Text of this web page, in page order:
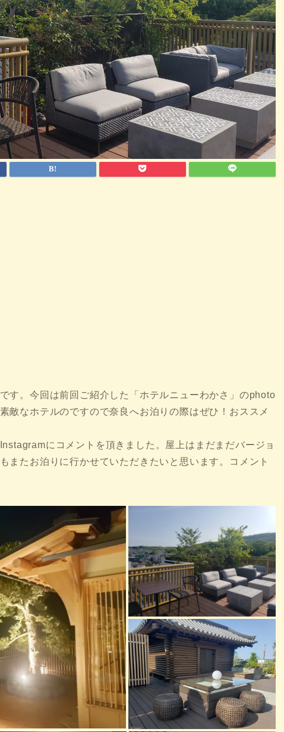
す。今回は前回ご紹介した「ホテルニューわかさ」のphoto
敵なホテルのですので奈良へお泊りの際はぜひ！おススメ
にコメントを頂きました。屋上はまだまだバージョ
またお泊りに行かせていただきたいと思います。コメント